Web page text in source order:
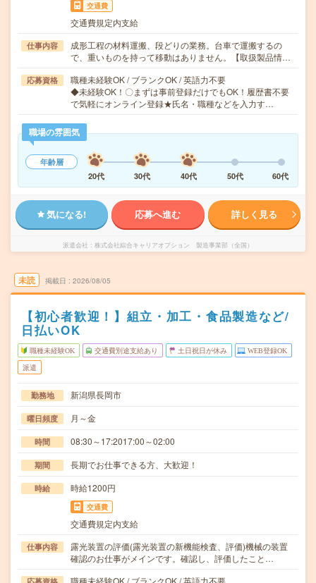
交通費
交通費規定内支給
仕事内容
成形工程の材料運搬、段どりの業務。台車で運搬するの
で、重いものを持って移動はありません。【取扱製品情…
応募資格
職種未経験OK / ブランクOK / 英語力不要
◆未経験OK！〇まずは事前登録だけでもOK！履歴書不要
で気軽にオンライン登録★氏名・職種などを入力す…
職場の雰囲気
年齢層
20代
30代 40代 50代 60代
気になる! 応募へ進む 詳しく見る
派遣会社 株式会社綜合キャリアオプション 製造事業部（全国）
未読 掲載日 2026/08/05
【初心者歓迎！】組立・加工・食品製造など/
日払いOK
職種未経験OK 交通費別途支給あり 土日祝日が休み WEB登録OK
派遣
勤務地 新潟県長岡市
曜日頻度 月～金
時間 08:30～17:2017:00～02:00
期間 長期でお仕事できる方、大歓迎！
時給 時給1200円
交通費
交通費規定内支給
仕事内容
露光装置の評価(露光装置の新機能検査、評価)機械の装置
確認のお仕事がメインです。確認し、評価したこと…
職種未経験OK / ブランクOK / 英語力不要